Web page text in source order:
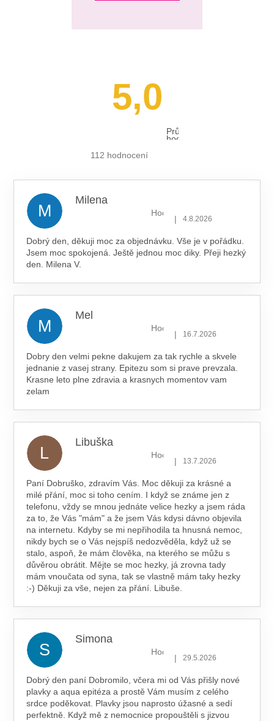
5,0
Průměrné
hodnocení
112 hodnocení
M
Milena
Hodnocení obchodu je 5 z 5
| 4.8.2026
Dobrý den, děkuji moc za objednávku. Vše je v pořádku.
Jsem moc spokojená. Ještě jednou moc diky. Přeji hezký
den. Milena V.
M
Mel
Hodnocení obchodu je 5 z 5
| 16.7.2026
Dobry den velmi pekne dakujem za tak rychle a skvele
jednanie z vasej strany. Epitezu som si prave prevzala.
Krasne leto plne zdravia a krasnych momentov vam
zelam
L
Libuška
Hodnocení obchodu je 5 z 5
| 13.7.2026
Paní Dobruško, zdravím Vás. Moc děkuji za krásné a
milé přání, moc si toho cením. I když se známe jen z
telefonu, vždy se mnou jednáte velice hezky a jsem ráda
za to, že Vás "mám" a že jsem Vás kdysi dávno objevila
na internetu. Kdyby se mi nepřihodila ta hnusná nemoc,
nikdy bych se o Vás nejspíš nedozvěděla, když už se
stalo, aspoň, že mám člověka, na kterého se můžu s
důvěrou obrátit. Mějte se moc hezky, já zrovna tady
mám vnoučata od syna, tak se vlastně mám taky hezky
:-) Děkuji za vše, nejen za přání. Libuše.
S
Simona
Hodnocení obchodu je 5 z 5
| 29.5.2026
Dobrý den paní Dobromilo, včera mi od Vás přišly nové
plavky a aqua epitéza a prostě Vám musím z celého
srdce poděkovat. Plavky jsou naprosto úžasné a sedí
perfektně. Když mě z nemocnice propouštěli s jizvou